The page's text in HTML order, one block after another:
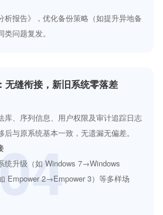
析报告》，优化备份策略（如提升异地备
问题复发。
无缝衔接，新旧系统零落差
库、序列信息、用户权限及审计追踪日志
与原系统基本一致，无遗漏无偏差。
统升级（如 Windows 7→Windows
Empower 2→Empower 3）等多样场